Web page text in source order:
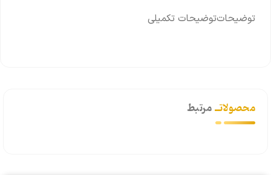
توضیحاتتوضیحات تکمیلی
محصولاتــمرتبط